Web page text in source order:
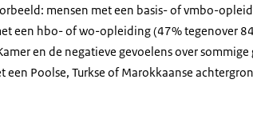
mensen met een basis- of vmbo-
een hbo- of wo-opleiding (47% tegenover
en de negatieve gevoelens over
Poolse, Turkse of Marokkaanse